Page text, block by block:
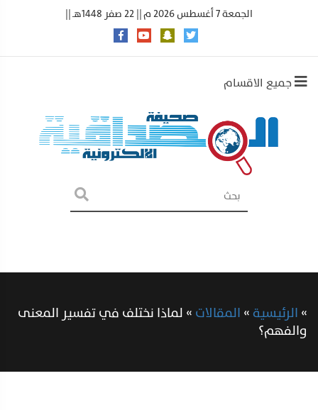
الجمعة 7 أغسطس 2026 م || 22 صفر 1448هـ ||
جميع الاقسام
»الرئيسية»المقالات»لماذا نختلف في تفسير المعنى
والفهم؟